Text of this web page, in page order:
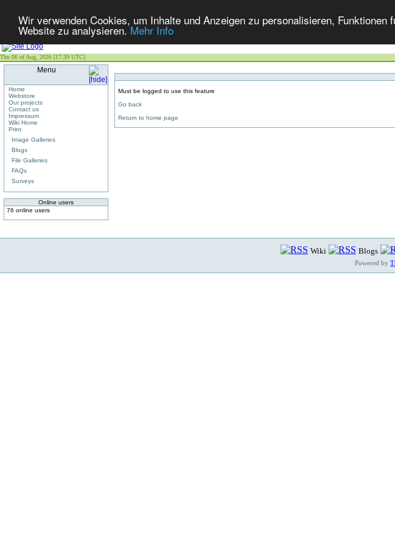
Wir verwenden Cookies, um Inhalte und Anzeigen zu personalisieren,
Website zu analysieren.Mehr Info
Thu 06 of Aug, 2026 [17:39 UTC]
Menu
Home
Webstore
Our projects
Contact us
Impressum
Wiki Home
Print
Image Galleries
Blogs
File Galleries
FAQs
Surveys
Online users
76 online users
Must be logged to use this feature
Go back
Return to home page
Wiki Blogs
Powered by